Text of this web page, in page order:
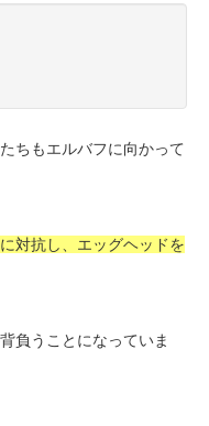
ちもエルバフに向かって
対抗し、エッグヘッドを
負うことになっていま